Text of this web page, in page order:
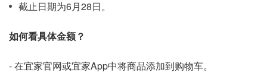
截止日期为6月28日。
如何看具体金额？
- 在宜家官网或宜家App中将商品添加到购物车。